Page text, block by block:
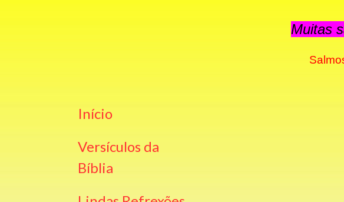
Muitas
Início
Versículos da
Bíblia